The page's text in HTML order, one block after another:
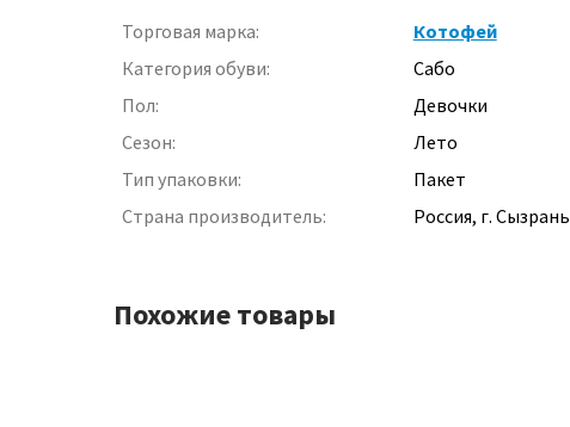
Торговая марка:
Котофей
Категория обуви:
Сабо
Пол:
Девочки
Сезон:
Лето
Тип упаковки:
Пакет
Страна производитель:
Россия, г. Сызрань
Похожие товары